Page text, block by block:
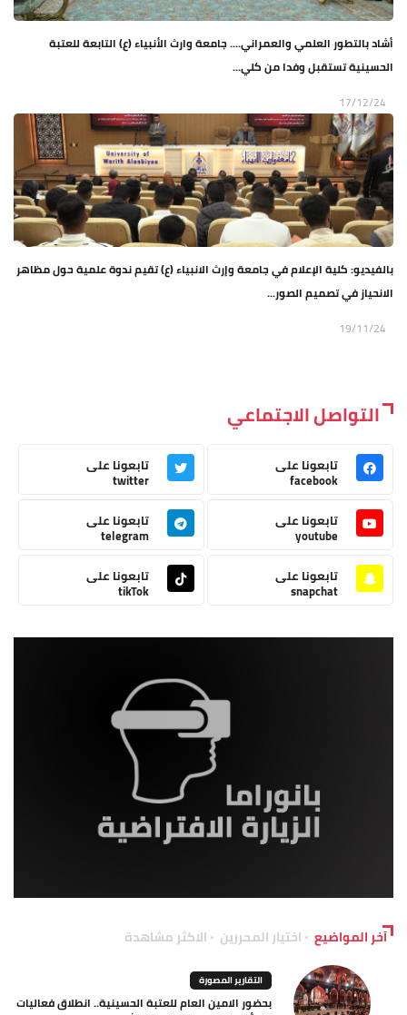
أشاد بالتطور العلمي والعمراني.... جامعة وارث الأنبياء (ع) التابعة للعتبة
الحسينية تستقبل وفدا من كلي...
17/12/24
بالفيديو: كلية الإعلام في جامعة وإرث الانبياء (ع) تقيم ندوة علمية حول مظاهر
الانحياز في تصميم الصور...
19/11/24
التواصل الاجتماعي
تابعونا على
facebook
تابعونا على
twitter
تابعونا على
youtube
تابعونا على
telegram
تابعونا على
snapchat
تابعونا على
tikTok
آخر المواضيع اختيار المحررين الاكثر مشاهدة
التقارير المصورة
بحضور الامين العام للعتبة الحسينية.. انطلاق فعاليات